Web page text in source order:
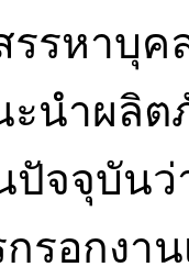
รรหาบุ
ะนำผลิ
จจุบันว่
อกงาน